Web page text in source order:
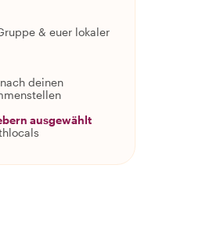
& euer lokaler
deinen
ausgewählt